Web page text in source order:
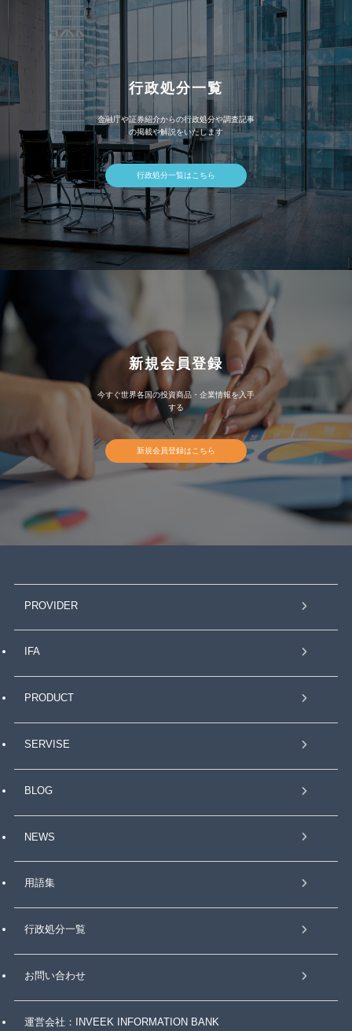
行政処分一覧
金融庁や証券紹介からの行政処分や調査記事
の掲載や解説をいたします
行政処分一覧はこちら
新規会員登録
今すぐ世界各国の投資商品・企業情報を入手
する
新規会員登録はこちら
PROVIDER
IFA
PRODUCT
SERVISE
BLOG
NEWS
用語集
行政処分一覧
お問い合わせ
運営会社：INVEEK INFORMATION BANK